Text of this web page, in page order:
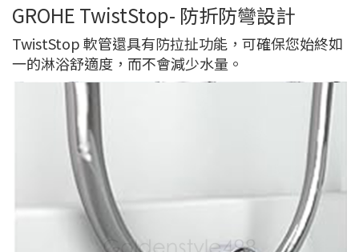
GROHE TwistStop- 防折防彎設計
TwistStop 軟管還具有防拉扯功能，可確保您始終如
一的淋浴舒適度，而不會減少水量。